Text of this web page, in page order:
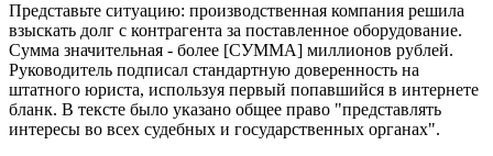
Представьте ситуацию: производственная компания решила
взыскать долг с контрагента за поставленное оборудование.
Сумма значительная - более [СУММА] миллионов рублей.
Руководитель подписал стандартную доверенность на
штатного юриста, используя первый попавшийся в интернете
бланк. В тексте было указано общее право "представлять
интересы во всех судебных и государственных органах".